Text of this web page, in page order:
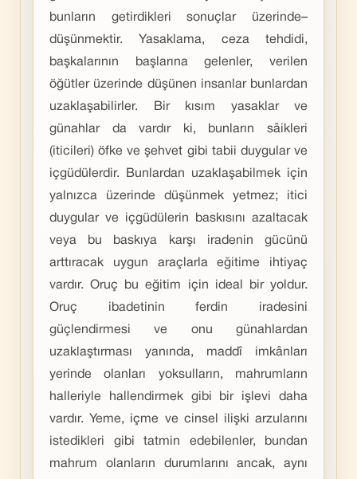
bunların getirdikleri sonuçlar üzerinde–
düşünmektir. Yasaklama, ceza tehdidi,
başkalarının başlarına gelenler, verilen
öğütler üzerinde düşünen insanlar bunlardan
uzaklaşabilirler. Bir kısım yasaklar ve
günahlar da vardır ki, bunların sâikleri
(iticileri) öfke ve şehvet gibi tabii duygular ve
içgüdülerdir. Bunlardan uzaklaşabilmek için
yalnızca üzerinde düşünmek yetmez; itici
duygular ve içgüdülerin baskısını azaltacak
veya bu baskıya karşı iradenin gücünü
arttıracak uygun araçlarla eğitime ihtiyaç
vardır. Oruç bu eğitim için ideal bir yoldur.
Oruç ibadetinin ferdin iradesini
güçlendirmesi ve onu günahlardan
uzaklaştırması yanında, maddî imkânları
yerinde olanları yoksulların, mahrumların
halleriyle hallendirmek gibi bir işlevi daha
vardır. Yeme, içme ve cinsel ilişki arzularını
istedikleri gibi tatmin edebilenler, bundan
mahrum olanların durumlarını ancak, aynı